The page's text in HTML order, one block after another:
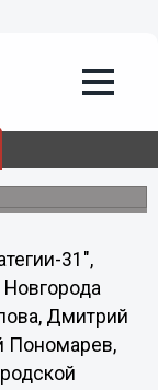
31",
Новгорода
Дмитрий
Пономарев,